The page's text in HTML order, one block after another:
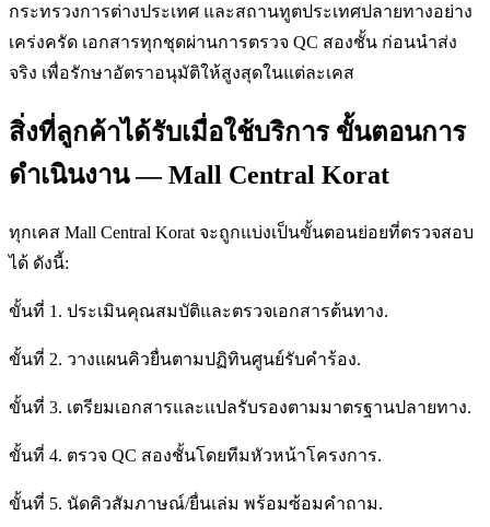
กระทรวงการต่างประเทศ และสถานทูตประเทศปลายทางอย่าง
เคร่งครัด เอกสารทุกชุดผ่านการตรวจ QC สองชั้น ก่อนนำส่ง
จริง เพื่อรักษาอัตราอนุมัติให้สูงสุดในแต่ละเคส
สิ่งที่ลูกค้าได้รับเมื่อใช้บริการ ขั้นตอนการ
ดำเนินงาน — Mall Central Korat
ทุกเคส Mall Central Korat จะถูกแบ่งเป็นขั้นตอนย่อยที่ตรวจสอบ
ได้ ดังนี้:
ขั้นที่ 1. ประเมินคุณสมบัติและตรวจเอกสารต้นทาง.
ขั้นที่ 2. วางแผนคิวยื่นตามปฏิทินศูนย์รับคำร้อง.
ขั้นที่ 3. เตรียมเอกสารและแปลรับรองตามมาตรฐานปลายทาง.
ขั้นที่ 4. ตรวจ QC สองชั้นโดยทีมหัวหน้าโครงการ.
ขั้นที่ 5. นัดคิวสัมภาษณ์/ยื่นเล่ม พร้อมซ้อมคำถาม.